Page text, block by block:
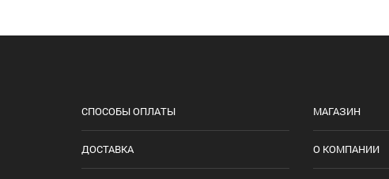
СПОСОБЫ ОПЛАТЫ
ДОСТАВКА
МАГАЗИН
О КОМПАНИИ